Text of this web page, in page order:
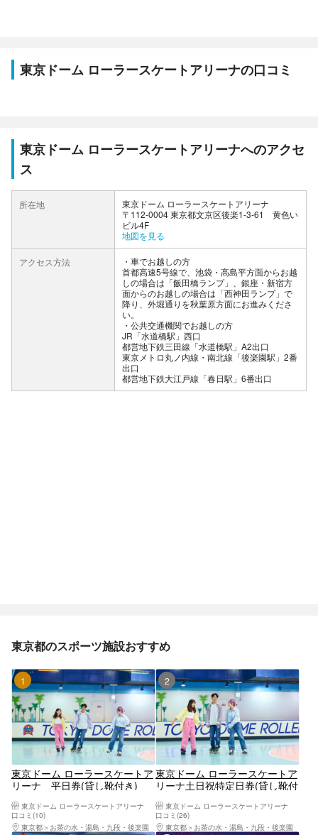
東京ドーム ローラースケートアリーナの口コミ
東京ドーム ローラースケートアリーナへのアクセ
ス
所在地
東京ドーム ローラースケートアリーナ
〒112-0004 東京都文京区後楽1-3-61 黄色い
ビル4F
地図を見る
アクセス方法
車でお越しの方
首都高速5号線で、池袋・高島平方面からお越
しの場合は「飯田橋ランプ」、銀座・新宿方
面からのお越しの場合は「西神田ランプ」で
降り、外堀通りを秋葉原方面にお進みくださ
い。
公共交通機関でお越しの方
JR「水道橋駅」西口
都営地下鉄三田線「水道橋駅」A2出口
東京メトロ丸ノ内線・南北線「後楽園駅」2番
出口
都営地下鉄大江戸線「春日駅」6番出口
東京都のスポーツ施設おすすめ
1位
東京ドーム ローラースケートア
リーナ 平日券(貸し靴付き)
東京ドーム ローラースケートアリーナ
口コミ(10)
東京都
お茶の水・湯島・九段・後楽園
2位
東京ドーム ローラースケートア
リーナ土日祝特定日券(貸し靴付
東京ドーム ローラースケートアリーナ
口コミ(26)
東京都
お茶の水・湯島・九段・後楽園